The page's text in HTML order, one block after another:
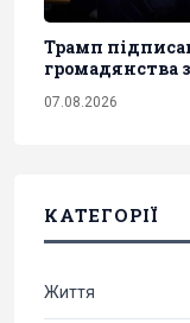
Трамп
громадянства
07.08.2026
КАТЕГОРІЇ
Життя